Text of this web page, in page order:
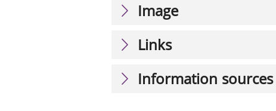
Image
Links
Information sources